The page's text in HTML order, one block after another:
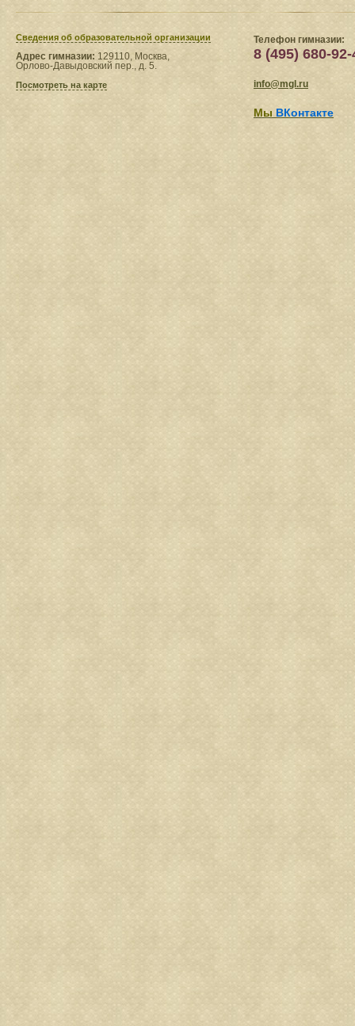
Сведения​ об образовательной организации
Адрес гимназии: 129110, Москва,
Орлово-Давыдовский пер., д. 5.
Посмотреть на карте
Телефон гимназии:
8 (495) 680-92-
info@mgl.ru
Мы ВКонтакте